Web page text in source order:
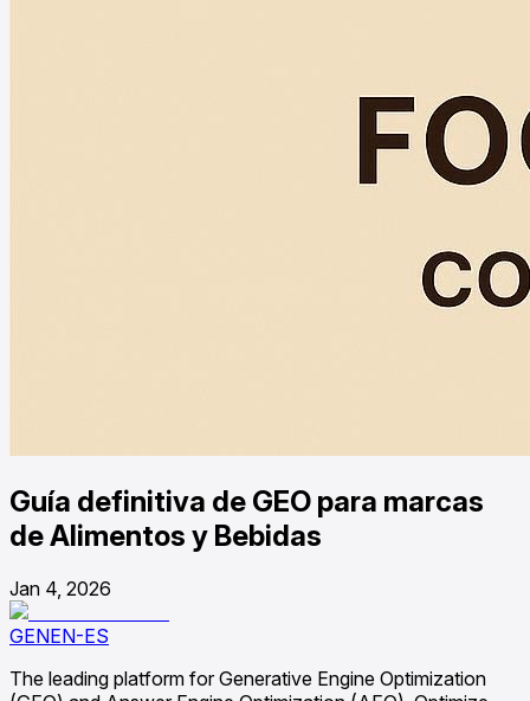
Guía definitiva de GEO para marcas
de Alimentos y Bebidas
Jan 4, 2026
GENEN-ES
The leading platform for Generative Engine Optimization